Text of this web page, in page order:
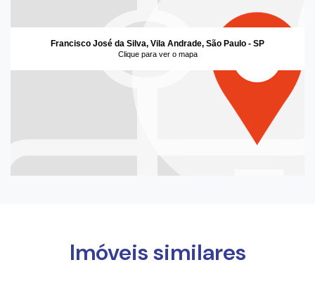
Francisco José da Silva, Vila Andrade, São Paulo - SP
Clique para ver o mapa
Imóveis similares